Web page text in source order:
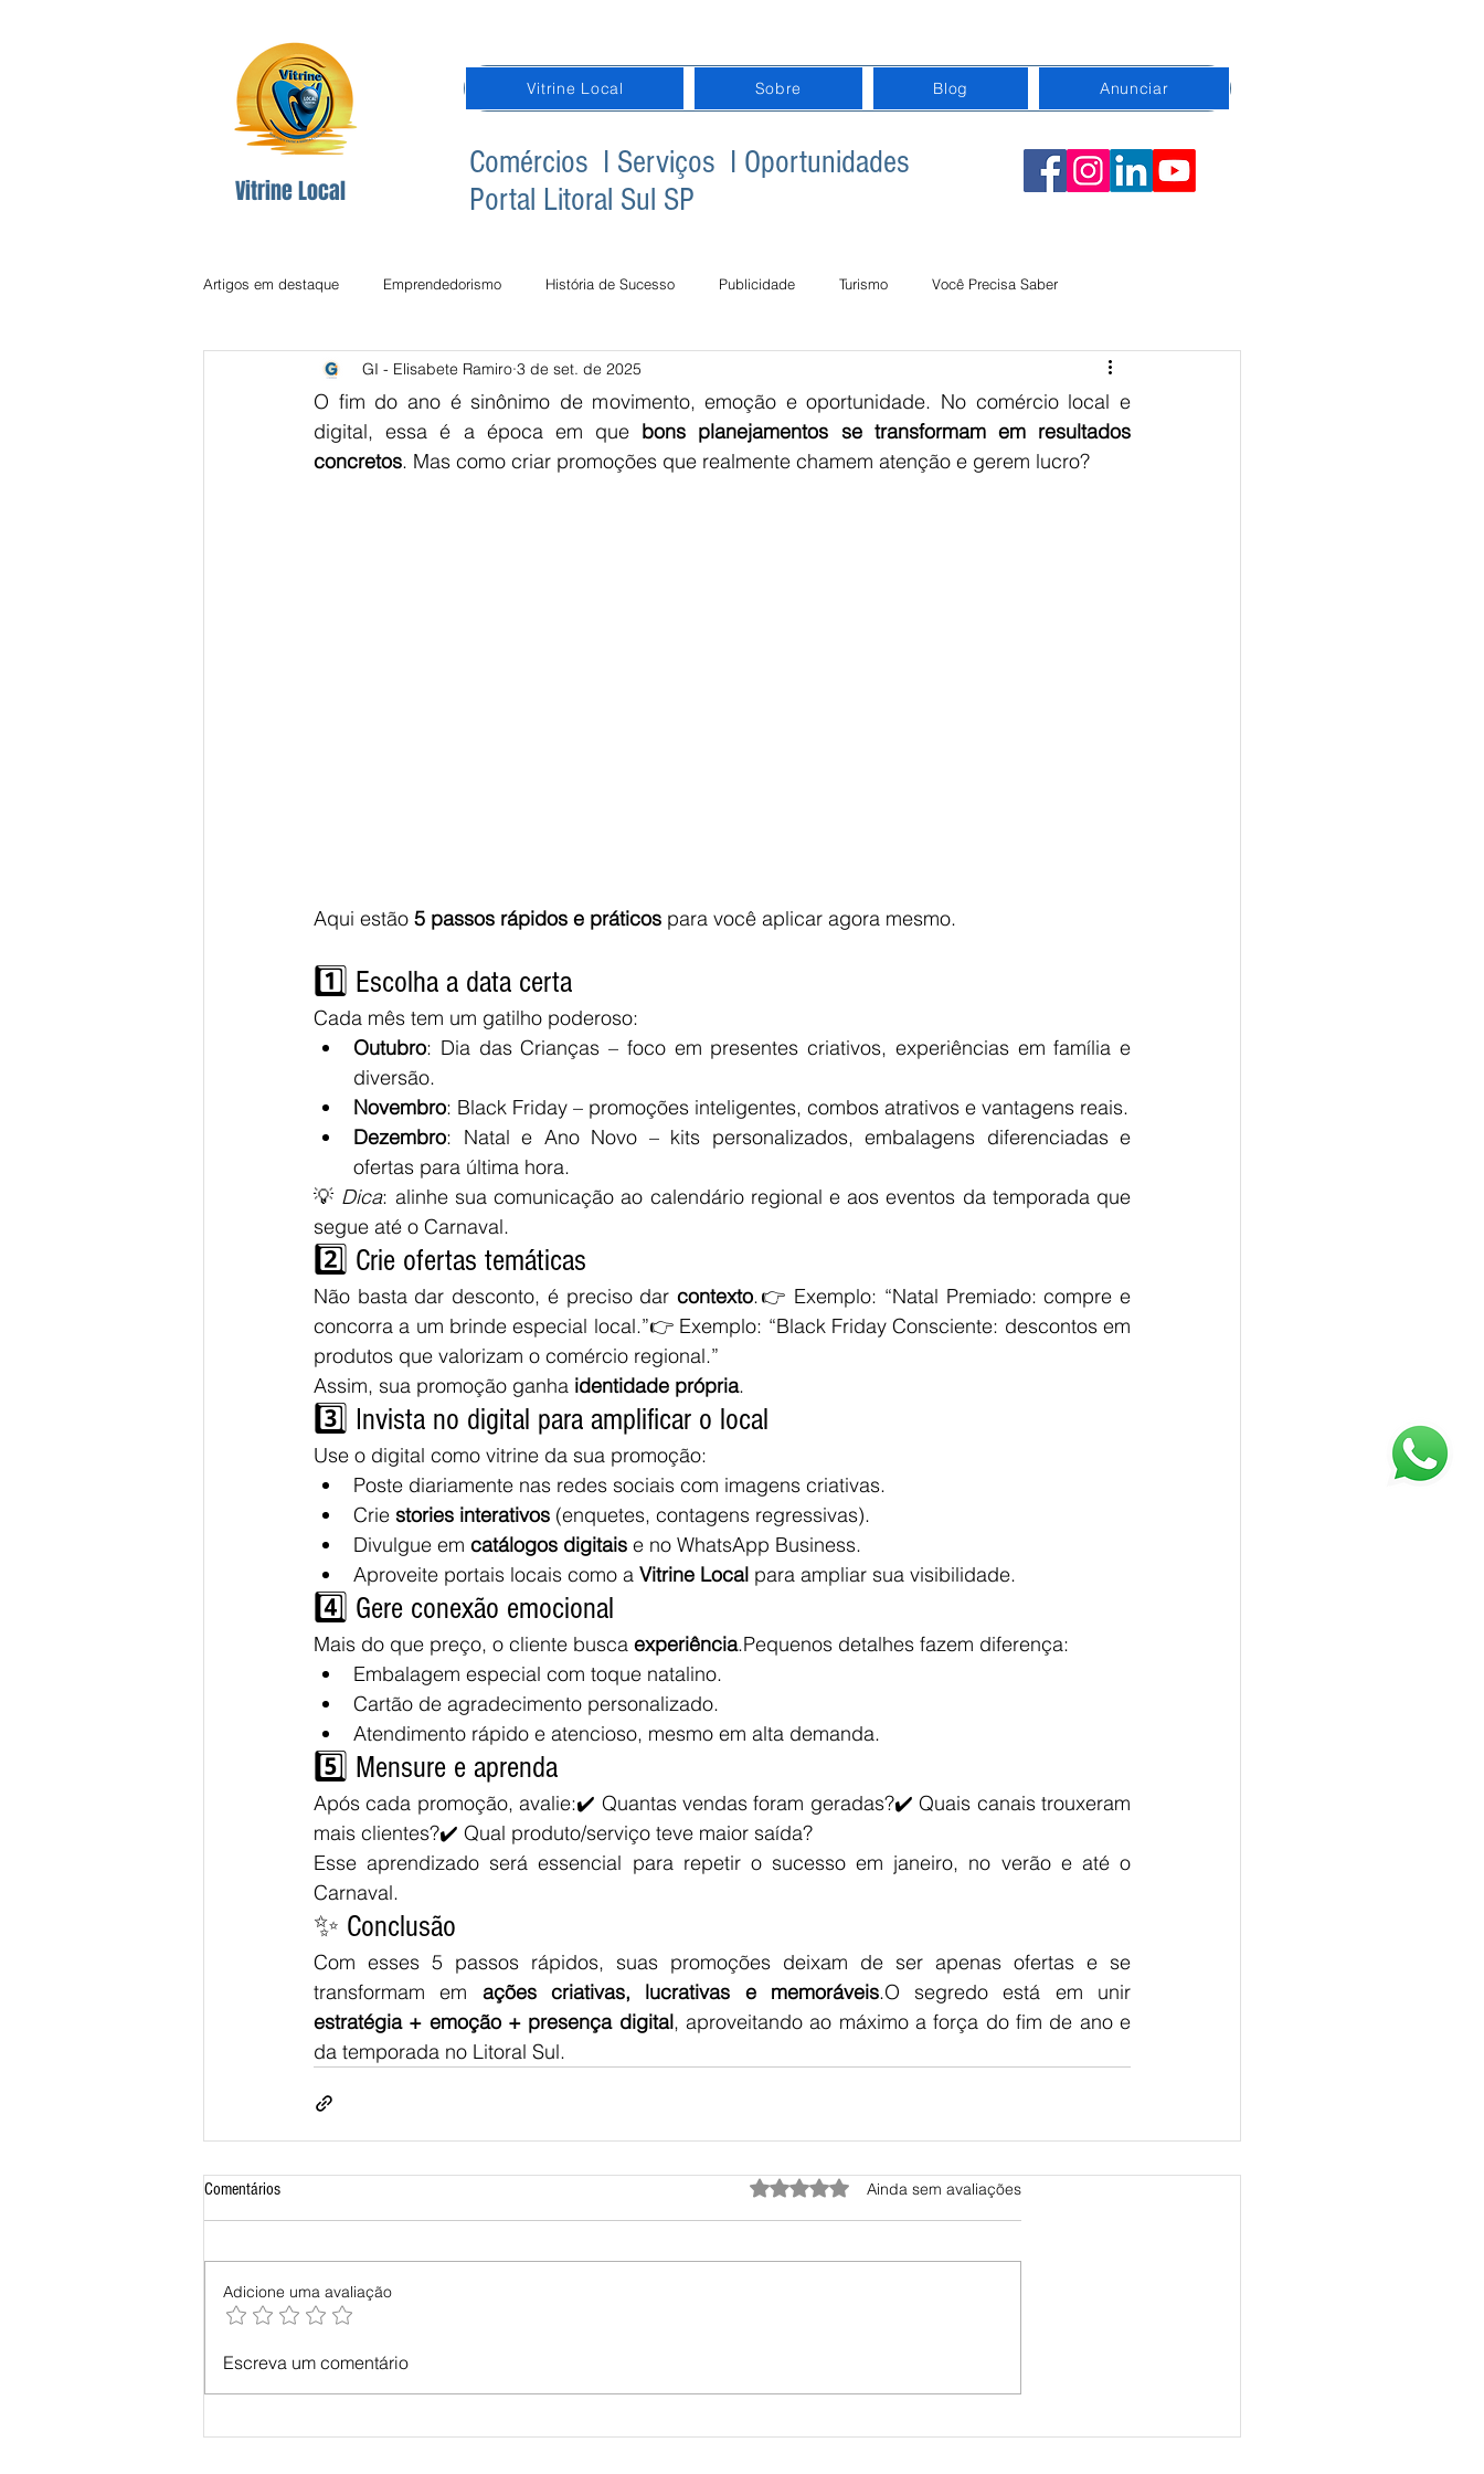
Vitrine Local
Vitrine Local Sobre Blog Anunciar
Comércios I Serviços I Oportunidades
Portal Litoral Sul SP
Artigos em destaque Emprendedorismo História de Sucesso Publicidade Turismo Você Precisa Saber
Dicas Redes Sociais Inclusão Digital na Terceira Idade Conexão
Comunicção Comunicação
GI - Elisabete Ramiro 3 de set. de 2025
O fim do ano é sinônimo de movimento, emoção e oportunidade. No comércio local e
digital, essa é a época em que bons planejamentos se transformam em resultados
concretos. Mas como criar promoções que realmente chamem atenção e gerem lucro?
Aqui estão 5 passos rápidos e práticos para você aplicar agora mesmo.
1️⃣ Escolha a data certa
Cada mês tem um gatilho poderoso:
Outubro: Dia das Crianças – foco em presentes criativos, experiências em família e
diversão.
Novembro: Black Friday – promoções inteligentes, combos atrativos e vantagens reais.
Dezembro: Natal e Ano Novo – kits personalizados, embalagens diferenciadas e
ofertas para última hora.
💡 Dica: alinhe sua comunicação ao calendário regional e aos eventos da temporada que
segue até o Carnaval.
2️⃣ Crie ofertas temáticas
Não basta dar desconto, é preciso dar contexto.👉 Exemplo: “Natal Premiado: compre e
concorra a um brinde especial local.”👉 Exemplo: “Black Friday Consciente: descontos em
produtos que valorizam o comércio regional.”
Assim, sua promoção ganha identidade própria.
3️⃣ Invista no digital para amplificar o local
Use o digital como vitrine da sua promoção:
Poste diariamente nas redes sociais com imagens criativas.
Crie stories interativos (enquetes, contagens regressivas).
Divulgue em catálogos digitais e no WhatsApp Business.
Aproveite portais locais como a Vitrine Local para ampliar sua visibilidade.
4️⃣ Gere conexão emocional
Mais do que preço, o cliente busca experiência.Pequenos detalhes fazem diferença:
Embalagem especial com toque natalino.
Cartão de agradecimento personalizado.
Atendimento rápido e atencioso, mesmo em alta demanda.
5️⃣ Mensure e aprenda
Após cada promoção, avalie:✔️ Quantas vendas foram geradas?✔️ Quais canais trouxeram
mais clientes?✔️ Qual produto/serviço teve maior saída?
Esse aprendizado será essencial para repetir o sucesso em janeiro, no verão e até o
Carnaval.
✨ Conclusão
Com esses 5 passos rápidos, suas promoções deixam de ser apenas ofertas e se
transformam em ações criativas, lucrativas e memoráveis
estratégia + emoção + presença digital, aproveitando ao máximo a força do fim de ano e
da temporada no Litoral Sul.
Comentários Avaliado com 0 de 5 estrelas.
Ainda sem avaliações
Adicione uma avaliação
Escreva um comentário